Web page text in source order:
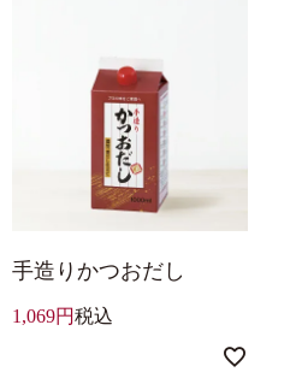
手造りかつおだし
1,069 税込